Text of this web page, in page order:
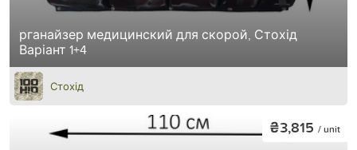
рганайзер медицинский для скорой, Стохід
Варіант 1+4
Стохід
₴3,815 / unit